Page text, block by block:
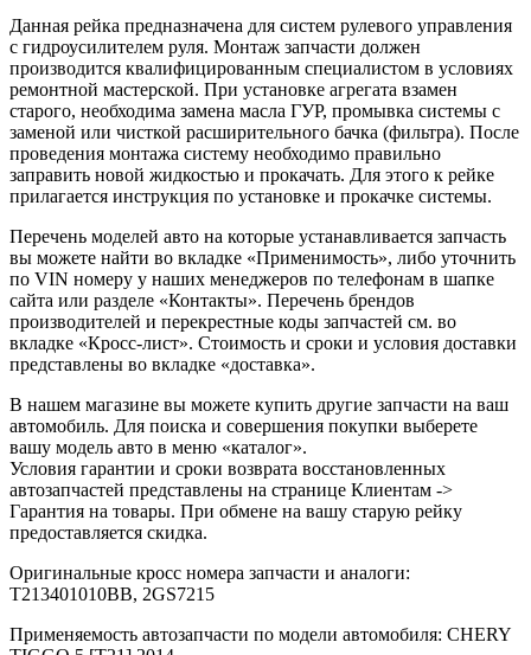
Данная рейка предназначена для систем рулевого управления
с гидроусилителем руля. Монтаж запчасти должен
производится квалифицированным специалистом в условиях
ремонтной мастерской. При установке агрегата взамен
старого, необходима замена масла ГУР, промывка системы с
заменой или чисткой расширительного бачка (фильтра). После
проведения монтажа систему необходимо правильно
заправить новой жидкостью и прокачать. Для этого к рейке
прилагается инструкция по установке и прокачке системы.
Перечень моделей авто на которые устанавливается запчасть
вы можете найти во вкладке «Применимость», либо уточнить
по VIN номеру у наших менеджеров по телефонам в шапке
сайта или разделе «Контакты». Перечень брендов
производителей и перекрестные коды запчастей см. во
вкладке «Кросс-лист». Стоимость и сроки и условия доставки
представлены во вкладке «доставка».
В нашем магазине вы можете купить другие запчасти на ваш
автомобиль. Для поиска и совершения покупки выберете
вашу модель авто в меню «каталог».
Условия гарантии и сроки возврата восстановленных
автозапчастей представлены на странице Клиентам ->
Гарантия на товары. При обмене на вашу старую рейку
предоставляется скидка.
Оригинальные кросс номера запчасти и аналоги:
T213401010BB, 2GS7215
Применяемость автозапчасти по модели автомобиля: CHERY